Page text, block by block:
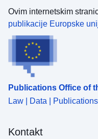
Ovim internetskim
publikacije Europske
Publications Office of
Law | Data | Publications
Kontakt